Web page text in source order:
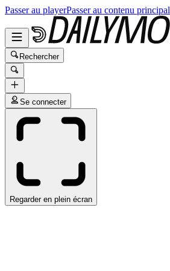
Passer au playerPasser au contenu principal
Rechercher
Se connecter
Regarder en plein écran